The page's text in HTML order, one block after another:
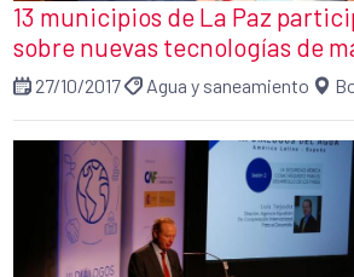
13 municipios de La Paz
sobre nuevas tecnologías de
27/10/2017 Agua y saneamiento